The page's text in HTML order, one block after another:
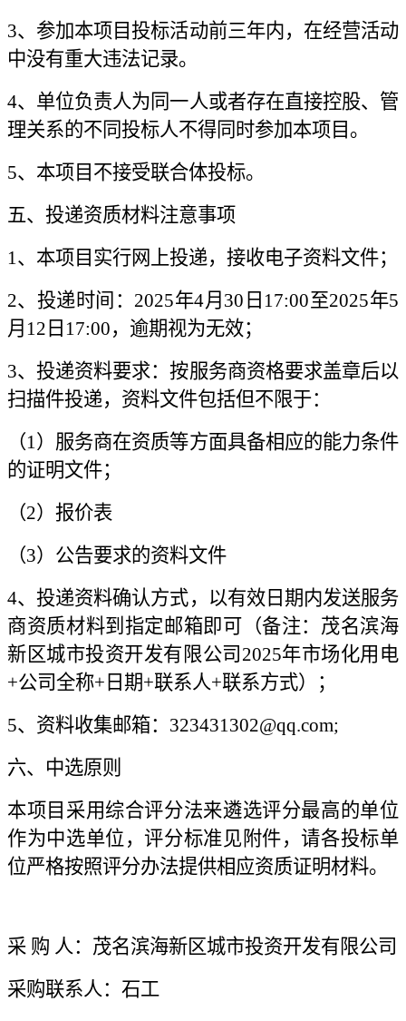
3、参加本项目投标活动前三年内，在经营活动
中没有重大违法记录。
4、单位负责人为同一人或者存在直接控股、管
理关系的不同投标人不得同时参加本项目。
5、本项目不接受联合体投标。
五、投递资质材料注意事项
1、本项目实行网上投递，接收电子资料文件；
2、投递时间：2025年4月30日17:00至2025年5
月12日17:00，逾期视为无效；
3、投递资料要求：按服务商资格要求盖章后以
扫描件投递，资料文件包括但不限于：
（1）服务商在资质等方面具备相应的能力条件
的证明文件；
（2）报价表
（3）公告要求的资料文件
4、投递资料确认方式，以有效日期内发送服务
商资质材料到指定邮箱即可（备注：茂名滨海
新区城市投资开发有限公司2025年市场化用电
+公司全称+日期+联系人+联系方式）；
5、资料收集邮箱：323431302@qq.com;
六、中选原则
本项目采用综合评分法来遴选评分最高的单位
作为中选单位，评分标准见附件，请各投标单
位严格按照评分办法提供相应资质证明材料。
采 购 人：茂名滨海新区城市投资开发有限公司
采购联系人：石工